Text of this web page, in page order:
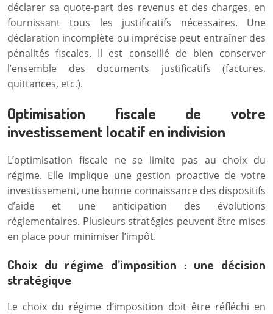
déclarer sa quote-part des revenus et des charges, en
fournissant tous les justificatifs nécessaires. Une
déclaration incomplète ou imprécise peut entraîner des
pénalités fiscales. Il est conseillé de bien conserver
l’ensemble des documents justificatifs (factures,
quittances, etc.).
Optimisation fiscale de votre
investissement locatif en indivision
L’optimisation fiscale ne se limite pas au choix du
régime. Elle implique une gestion proactive de votre
investissement, une bonne connaissance des dispositifs
d’aide et une anticipation des évolutions
réglementaires. Plusieurs stratégies peuvent être mises
en place pour minimiser l’impôt.
Choix du régime d’imposition : une décision
stratégique
Le choix du régime d’imposition doit être réfléchi en